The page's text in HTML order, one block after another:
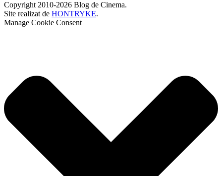
Copyright 2010-2026 Blog de Cinema.
Site realizat de HONTRYKE.
Manage Cookie Consent